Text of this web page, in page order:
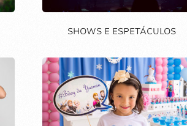
SHOWS E ESPETÁCULOS